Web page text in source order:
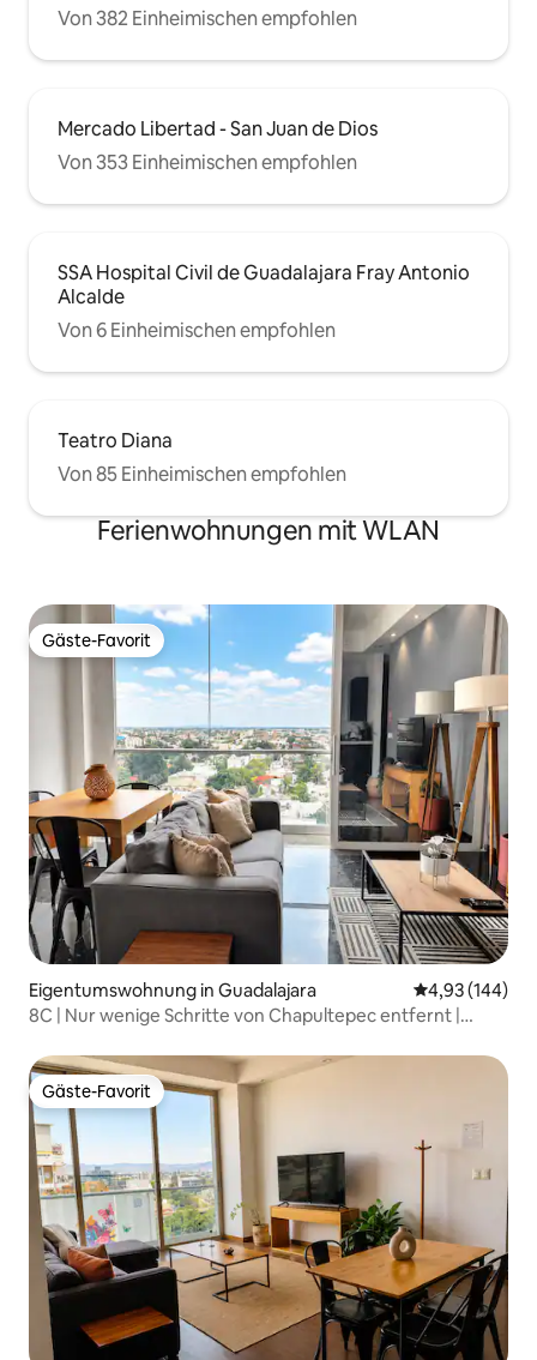
Von 382 Einheimischen empfohlen
Mercado Libertad - San Juan de Dios
Von 353 Einheimischen empfohlen
SSA Hospital Civil de Guadalajara Fray Antonio
Alcalde
Von 6 Einheimischen empfohlen
Teatro Diana
Von 85 Einheimischen empfohlen
Ferienwohnungen mit WLAN
Gäste-Favorit
Gäste-Favorit
Eigentumswohnung in Guadalajara
4,93 (144)
8C | Nur wenige Schritte von Chapultepec entfernt |
Gäste-Favorit
Gäste-Favorit